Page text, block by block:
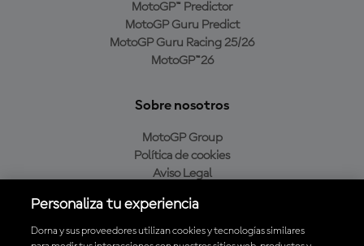
MotoGP™ Predictor
MotoGP Guru Predict
MotoGP Guru Racing 25/26
MotoGP™26
Sobre nosotros
MotoGP Group
Política de cookies
Aviso Legal
Política de compra
Personaliza tu experiencia
Dorna y sus proveedores utilizan cookies y tecnologías similares